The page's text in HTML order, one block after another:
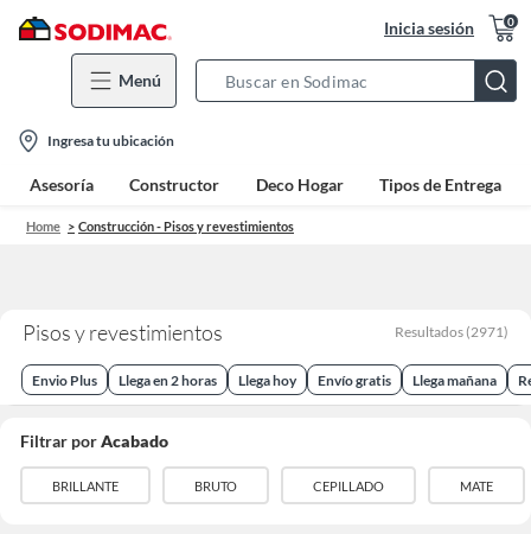
Inicia sesión 0
Menú
Bar
location-
icon
Ingresa tu ubicación
Asesoría Constructor Deco Hogar Tipos de Entrega
Home Construcción - Pisos y revestimientos
Pisos y revestimientos Resultados (2971)
Envio Plus Llega en 2 horas Llega hoy Envío gratis Llega mañana
Filtrar porAcabado
BRILLANTE BRUTO CEPILLADO MATE